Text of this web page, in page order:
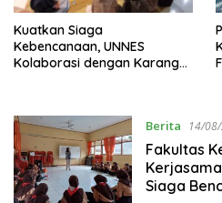
Kuatkan Siaga
Kebencanaan, UNNES
Kolaborasi dengan Karang
Berita 14/
Fakultas
Siaga